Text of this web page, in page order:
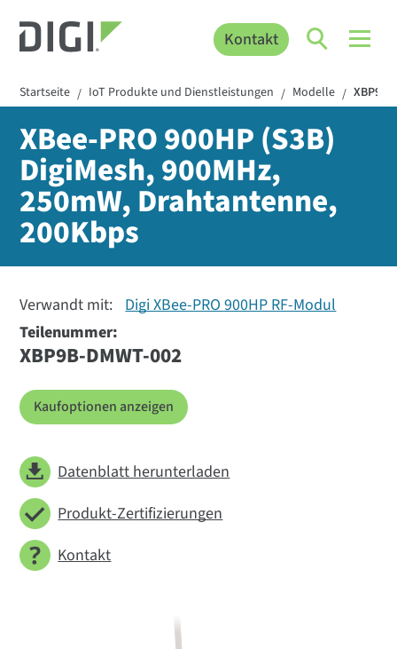
Kontakt
Startseite / IoT Produkte und Dienstleistungen / Modelle / XBP9B-
XBee-PRO 900HP (S3B)
DigiMesh, 900MHz,
250mW, Drahtantenne,
200Kbps
Verwandt mit: Digi XBee-PRO 900HP RF-Modul
Teilenummer:
XBP9B-DMWT-002
Kaufoptionen anzeigen
Datenblatt herunterladen
Produkt-Zertifizierungen
Kontakt